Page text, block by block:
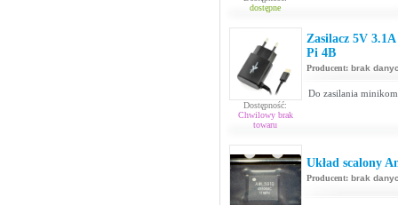
dostępne
Dostępność:
Chwilowy brak
towaru
Zasilacz 5V
Pi 4B
Producent: brak
Do zasilania
Układ scalony
Producent: brak